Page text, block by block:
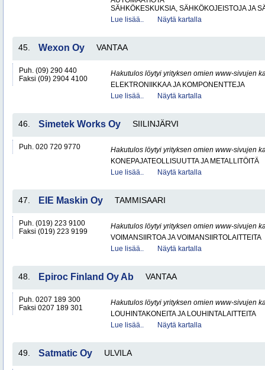
SÄHKÖKESKUKSIA, SÄHKÖKOJEISTOJA JA
Lue lisää..
Näytä kartalla
45. Wexon Oy VANTAA
Puh. (09) 290 440
Faksi (09) 2904 4100
Hakutulos löytyi yrityksen omien www-sivujen
ELEKTRONIIKKAA JA KOMPONENTTEJA
Lue lisää..
Näytä kartalla
46. Simetek Works Oy SIILINJÄRVI
Puh. 020 720 9770
Hakutulos löytyi yrityksen omien www-sivujen
KONEPAJATEOLLISUUTTA JA METALLITÖITÄ
Lue lisää..
Näytä kartalla
47. EIE Maskin Oy TAMMISAARI
Puh. (019) 223 9100
Faksi (019) 223 9199
Hakutulos löytyi yrityksen omien www-sivujen
VOIMANSIIRTOA JA VOIMANSIIRTOLAITTEITA
Lue lisää..
Näytä kartalla
48. Epiroc Finland Oy Ab VANTAA
Puh. 0207 189 300
Faksi 0207 189 301
Hakutulos löytyi yrityksen omien www-sivujen
LOUHINTAKONEITA JA LOUHINTALAITTEITA
Lue lisää..
Näytä kartalla
49. Satmatic Oy ULVILA